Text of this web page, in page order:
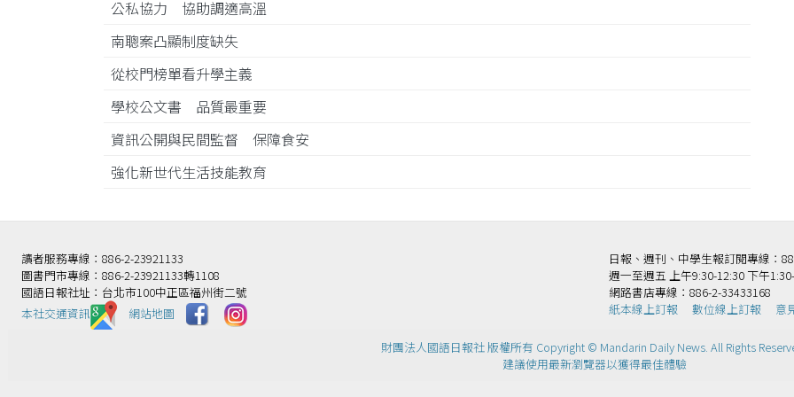
公私協力 協助調適高溫
南聰案凸顯制度缺失
從校門榜單看升學主義
學校公文書 品質最重要
資訊公開與民間監督 保障食安
強化新世代生活技能教育
讀者服務專線：886-2-23921133
圖書門市專線：886-2-23921133轉1108
國語日報社址：台北市100中正區福州街二號
本社交通資訊️
網站地圖
日報、週刊、中學生報訂閱專線：
週一至週五 上午9:30-12:30 下午
網路書店專線：886-2-33433168
紙本線上訂報
數位線上訂報 意
財團法人國語日報社 版權所有 Copyright © Mandarin Daily News. All Rights
建議使用最新瀏覽器以獲得最佳體驗